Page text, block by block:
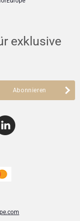
exklusive
Abonnieren